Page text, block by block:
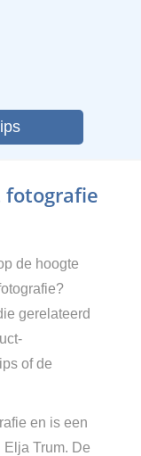
fotografie
de hoogte
gerelateerd
of de
en is een
Trum. De